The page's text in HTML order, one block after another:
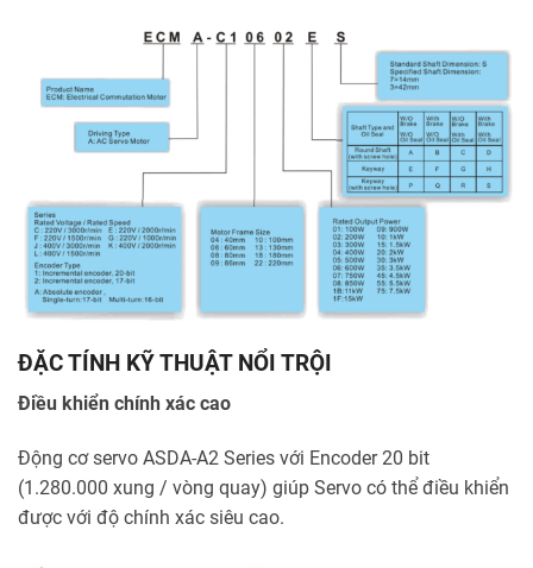
ĐẶC TÍNH KỸ THUẬT NỔI TRỘI
Điều khiển chính xác cao
Động cơ servo ASDA-A2 Series với Encoder 20 bit
(1.280.000 xung / vòng quay) giúp Servo có thể điều khiển
được với độ chính xác siêu cao.